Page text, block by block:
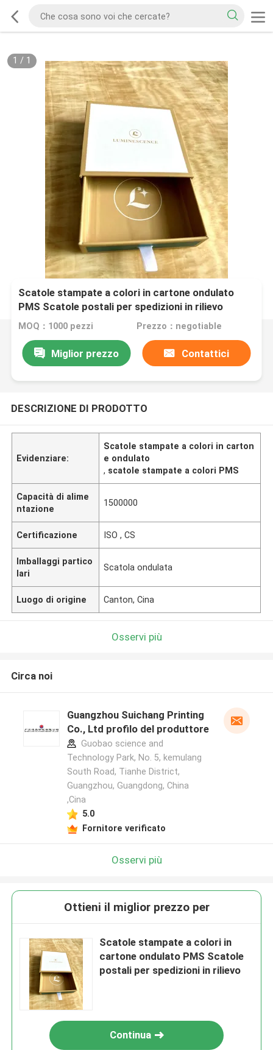
1 / 1
Scatole stampate a colori in cartone ondulato
PMS Scatole postali per spedizioni in rilievo
MOQ：1000 pezzi Prezzo：negotiable
Miglior prezzo Contattici
DESCRIZIONE DI PRODOTTO
Evidenziare:
Scatole stampate a colori in carton
e ondulato
, scatole stampate a colori PMS
Capacità di alime
ntazione
1500000
Certificazione ISO , CS
Imballaggi partico
lari
Scatola ondulata
Luogo di origine Canton, Cina
Osservi più
Circa noi
Guangzhou Suichang Printing
Co., Ltd profilo del produttore
Guobao science and
Technology Park, No. 5, kemulang
South Road, Tianhe District,
Guangzhou, Guangdong, China
,Cina
5.0
Fornitore verificato
Osservi più
Ottieni il miglior prezzo per
Scatole stampate a colori in
cartone ondulato PMS Scatole
postali per spedizioni in rilievo
Continua